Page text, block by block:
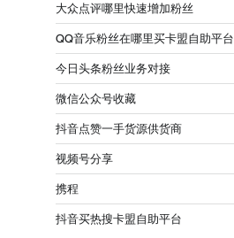
大众点评哪里快速增加粉丝
QQ音乐粉丝在哪里买卡盟自助平台
今日头条粉丝业务对接
微信公众号收藏
抖音点赞一手货源供货商
视频号分享
携程
抖音买热搜卡盟自助平台